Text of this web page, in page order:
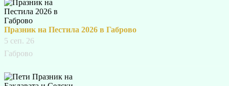
Празник на Пестила 2026 в Габрово
5 сеп. 26
Габрово